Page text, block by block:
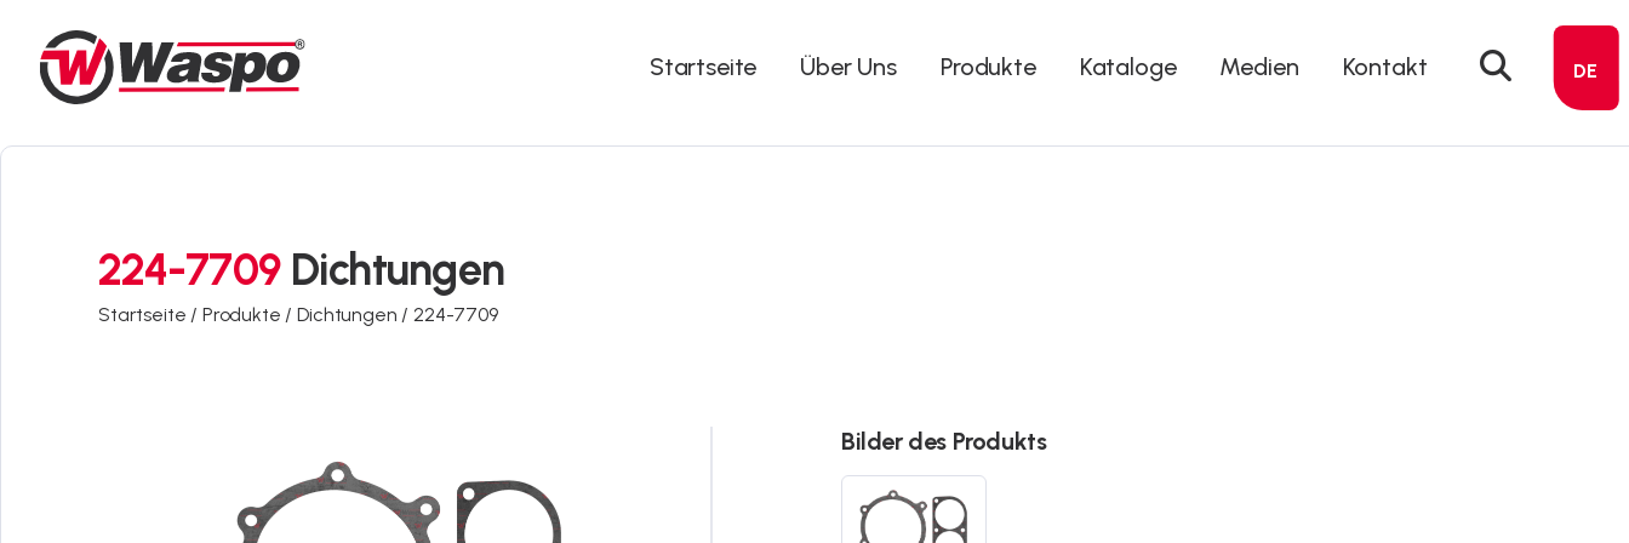
Startseite Über Uns Produkte Kataloge Medien Kontakt DE
224-7709 Dichtungen
Startseite / Produkte /Dichtungen /224-7709
Bilder des Produkts